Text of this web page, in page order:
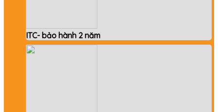
ITC- bảo hành 2 năm